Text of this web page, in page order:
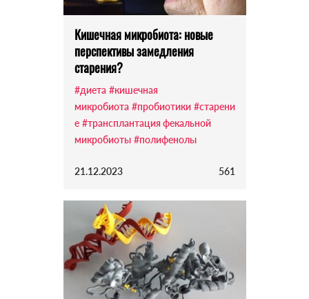
Кишечная микробиота: новые
перспективы замедления
старения?
#диета #кишечная
микробиота #пробиотики #старени
е #трансплантация фекальной
микробиоты #полифенолы
21.12.2023 561